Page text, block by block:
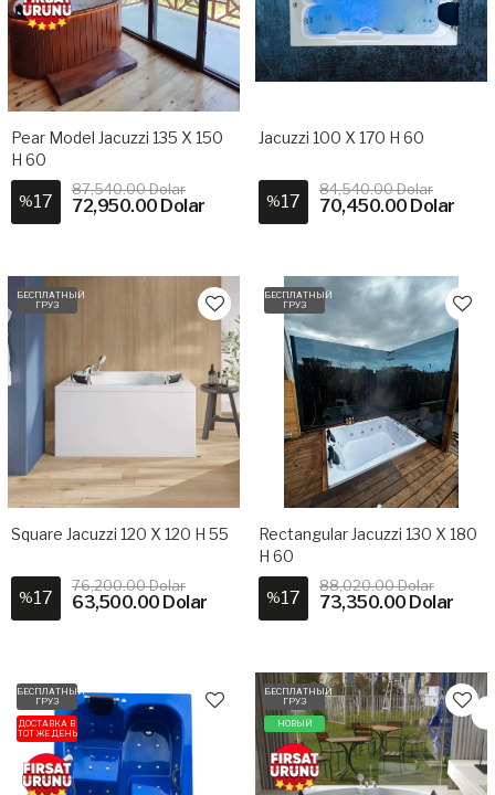
Pear Model Jacuzzi 135 X 150
H 60
%17
87,540.00 Dolar
72,950.00 Dolar
Jacuzzi 100 X 170 H 60
%17
84,540.00 Dolar
70,450.00 Dolar
БЕСПЛАТНЫЙ
ГРУЗ
Square Jacuzzi 120 X 120 H 55
%17
76,200.00 Dolar
63,500.00 Dolar
БЕСПЛАТНЫЙ
ГРУЗ
Rectangular Jacuzzi 130 X 180
H 60
%17
88,020.00 Dolar
73,350.00 Dolar
БЕСПЛАТНЫЙ
ГРУЗ
ДОСТАВКА В
ТОТ ЖЕ ДЕНЬ
БЕСПЛАТНЫЙ
ГРУЗ
НОВЫЙ